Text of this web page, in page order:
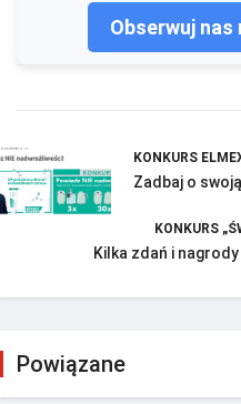
Obserwuj nas
KONKURS
Zadbaj o
KONKURS
Kilka zdań i
Powiązane